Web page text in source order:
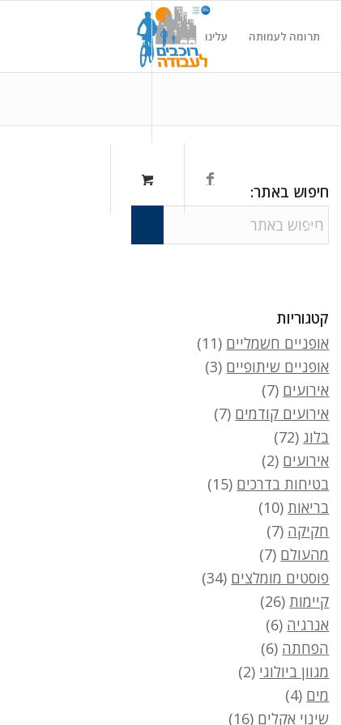
תרומה לעמותה עלינו
חיפוש באתר:
קטגוריות
אופניים חשמליים (11)
אופניים שיתופיים (3)
אירועים (7)
אירועים קודמים (7)
בלוג (72)
אירועים (2)
בטיחות בדרכים (15)
בריאות(10)
חקיקה (7)
מהעולם (7)
פוסטים מומלצים (34)
קיימות(26)
אנרגיה (6)
הפחתה (6)
מגוון ביולוגי (2)
מים (4)
שינוי אקלים (16)